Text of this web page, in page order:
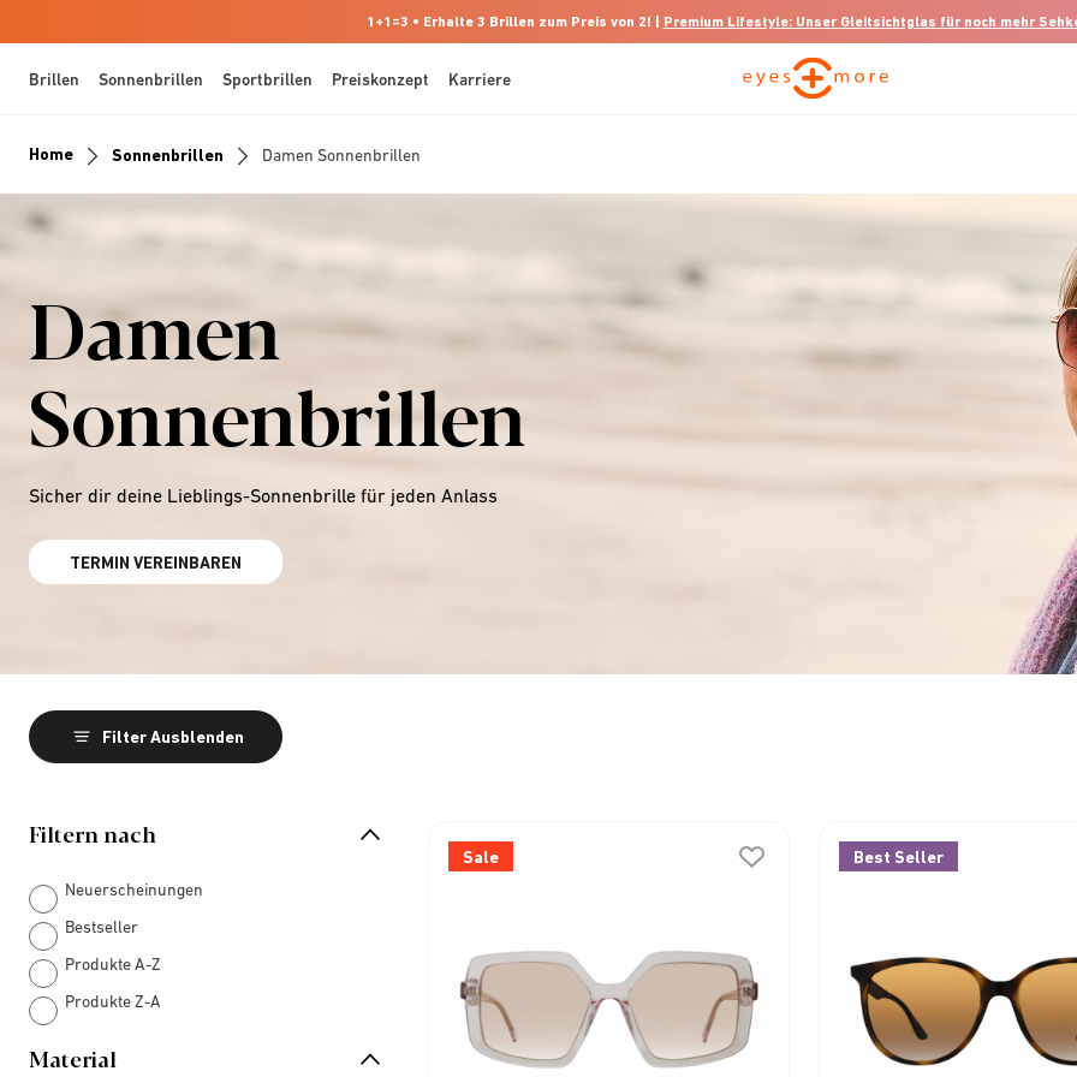
1+1=3 • Erhalte 3 Brillen zum Preis von 2! | Premium Lifestyle: Unser Gleitsichtglas für noch mehr
Brillen Sonnenbrillen Sportbrillen Preiskonzept Karriere
Home Sonnenbrillen Damen Sonnenbrillen
Damen
Sonnenbrillen
Sicher dir deine Lieblings-Sonnenbrille für jeden Anlass
TERMIN VEREINBAREN
Filter Ausblenden
Filtern nach
Neuerscheinungen
Bestseller
Produkte A-Z
Produkte Z-A
Material
Sale Best Seller